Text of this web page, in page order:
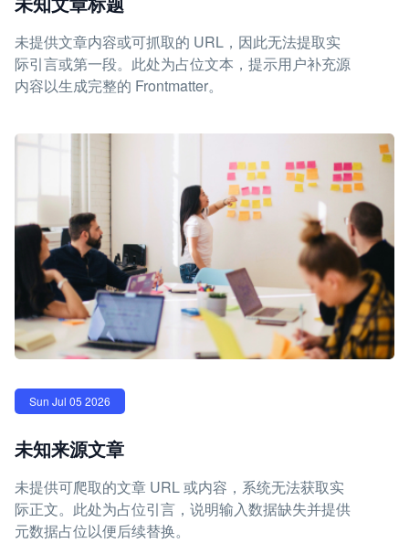
未提供文章内容或可抓取的 URL，因此无法提取实
际引言或第一段。此处为占位文本，提示用户补充源
内容以生成完整的 Frontmatter。
Sun Jul 05 2026
未知来源文章
未提供可爬取的文章 URL 或内容，系统无法获取实
际正文。此处为占位引言，说明输入数据缺失并提供
元数据占位以便后续替换。